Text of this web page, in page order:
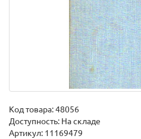
Код товара:48056
Доступность: На складе
Артикул: 11169479